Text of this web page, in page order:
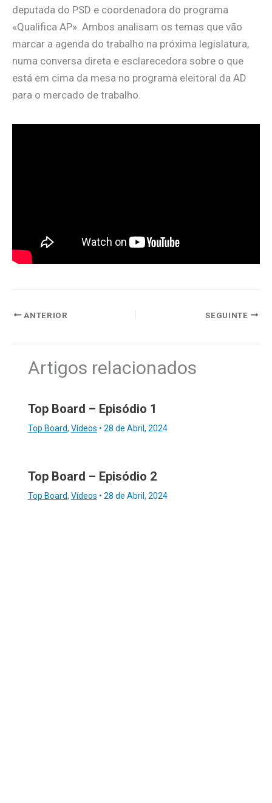
deputada do PSD e coordenadora do programa
«Qualifica AP». Ambos analisam os temas que vão
marcar a agenda do trabalho na próxima legislatura,
numa conversa direta e esclarecedora sobre o que
está em cima da mesa no programa eleitoral da AD
para o mercado de trabalho.
ANTERIOR SEGUINTE
Artigos relacionados
Top Board – Episódio 1
Top Board, Vídeos • 28 de Abril, 2024
Top Board – Episódio 2
Top Board, Vídeos • 28 de Abril, 2024